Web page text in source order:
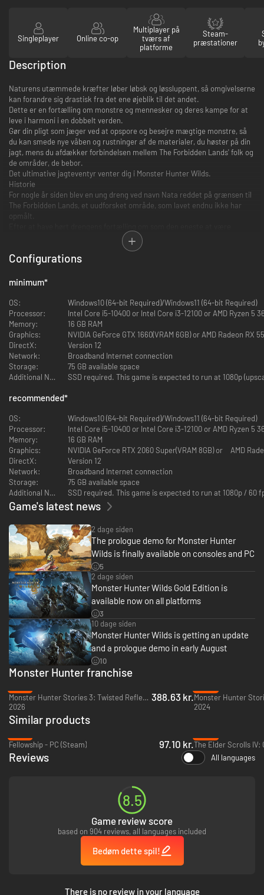
Singleplayer Online co-op
Multiplayer på
tværs af
platforme
Steam-
præstationer
Description
Naturens utæmmede kræfter løber løbsk og løssluppent, så omgivelserne
kan forandre sig drastisk fra det ene øjeblik til det andet.
Dette er en fortælling om monstre og mennesker og deres kampe for at
leve i harmoni i en dobbelt verden.
Gør din pligt som jæger ved at opspore og besejre mægtige monstre, så
du kan smede nye våben og rustninger af de materialer, du høster på din
jagt, mens du afdækker forbindelsen mellem The Forbidden Lands' folk og
de områder, de bebor.
Det ultimative jagteventyr venter dig i Monster Hunter Wilds.
Historie
For nogle år siden blev en ung dreng ved navn Nata reddet på grænsen til
The Forbidden Lands, et uudforsket område, som lavet endnu ikke har
opmålt.
undsluppet et mystisk monster, der angreb hans landsby, arrangerede
lavet en ekspedition til The Forbidden Lands for at undersøge sagen.
Nu begynder ekspeditionen for at undersøge det monster, der kaldes
En levende verden
skifter konstant og pludseligt. I de barske Fallow- og farefulde
Inclemency-perioder drager glubske monstre ud på jagt i flok, men i
Plenty-perioderne er dyrelivet talrigt og overdådigt.
Monstre
De monstre, der bebor denne natur, er blevet tvunget til at tilpasse sig de
dynamiske ændringer og bruger deres unikke egenskaber til at overleve
og trives.
I Inclemency-perioden kan du endda få et glimt af de mægtige monstre,
Jagt
ændre sig. Ikke alene vil jægerne have et udvalg af våben og rustninger at
vælge imellem, jagtens kunst har også udviklet sig, så de kan forudsige
monstrenes adfærd og blive bekendt med omgivelserne.
Focus Mode føjer et nyt lag til jagten. Sigt med angreb eller parader, og
brug Focus Strikes til store angreb, der forvolder masser af skade på sår
og svagheder.
Karakterer
Du vil møde mange, der kommer til at hjælpe dig på din rejse, fra
jagtpartnere til andre medlemmer af ekspeditionen.
Configurations
minimum*
OS:
Windows10 (64-bit Required)/Windows11 (64-bit Required)
Processor:
Intel Core i5-10400 or Intel Core i3-12100 or AMD Ryzen 5
Memory:
16 GB RAM
Graphics:
NVIDIA GeForce GTX 1660(VRAM 6GB) or AMD Radeon RX
DirectX:
Version 12
Network:
Broadband Internet connection
Storage:
75 GB available space
Additional Notes:
SSD required. This game is expected to run at 1080p
recommended*
OS:
Windows10 (64-bit Required)/Windows11 (64-bit Required)
Processor:
Intel Core i5-10400 or Intel Core i3-12100 or AMD Ryzen 5
Memory:
16 GB RAM
Graphics:
DirectX:
Version 12
Network:
Broadband Internet connection
Storage:
75 GB available space
Additional Notes:
SSD required. This game is expected to run at 1080p /
Game's latest news
2 dage siden
The prologue demo for Monster Hunter
Wilds is finally available on consoles and PC
5
2 dage siden
Monster Hunter Wilds Gold Edition is
available now on all platforms
3
10 dage siden
Monster Hunter Wilds is getting an update
and a prologue demo in early August
10
Monster Hunter franchise
Monster Hunter Stories 3: Twisted Reflection - PC (Steam)
2026
388.63 kr.Monster Hunter
2024
Similar products
Fellowship - PC (Steam)
97.10 kr.
Reviews All languages
8.5
Game review score
based on 904 reviews, all languages included
Bedøm dette spil!
There is no review in your language